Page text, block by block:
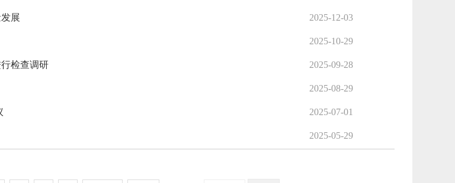
展 2025-12-03
2025-10-29
检查调研 2025-09-28
2025-08-29
2025-07-01
2025-05-29